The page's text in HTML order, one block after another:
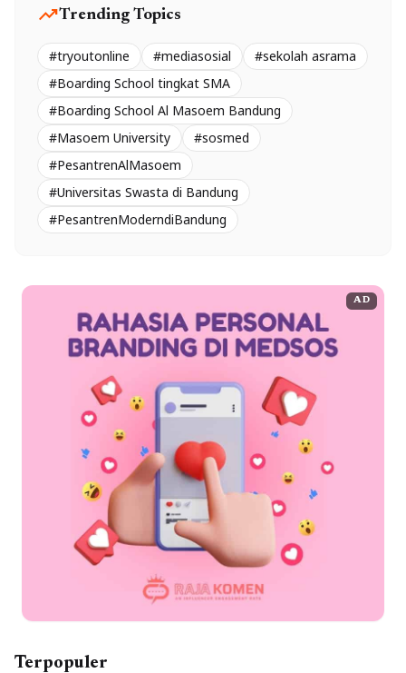
trending_upTrending Topics
#tryoutonline #mediasosial
#sekolah asrama
#Boarding School tingkat SMA
#Boarding School Al Masoem Bandung
#Masoem University
#sosmed
#PesantrenAlMasoem
#Universitas Swasta di Bandung
#PesantrenModerndiBandung
AD
Terpopuler